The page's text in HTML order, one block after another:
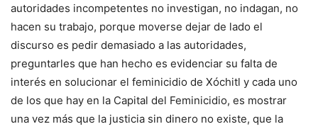
autoridades incompetentes no investigan, no indagan, no
hacen su trabajo, porque moverse dejar de lado el
discurso es pedir demasiado a las autoridades,
preguntarles que han hecho es evidenciar su falta de
interés en solucionar el feminicidio de Xóchitl y cada uno
de los que hay en la Capital del Feminicidio, es mostrar
una vez más que la justicia sin dinero no existe, que la